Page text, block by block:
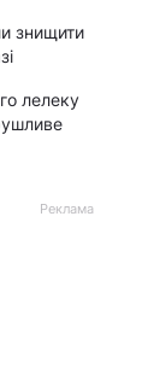
знищити
лелеку
Реклама